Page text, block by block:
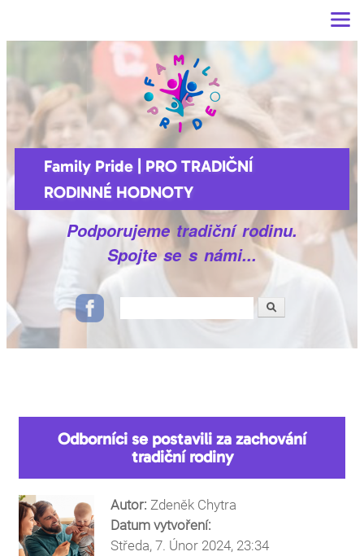
Přejít k
hlavnímu
obsahu
Family Pride | PRO TRADIČNÍ
RODINNÉ HODNOTY
Podporujeme tradiční rodinu.
Spojte se s námi...
Ikonky sociálních sítí
Vyhledávání
Hledat
Odborníci se postavili za zachování
tradiční rodiny
Autor: Zdeněk Chytra
Datum vytvoření:
Středa, 7. Únor 2024, 23:34